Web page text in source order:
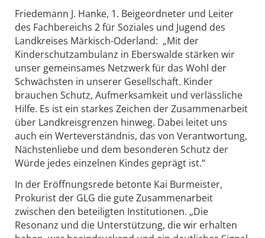
Friedemann J. Hanke, 1. Beigeordneter und Leiter
des Fachbereichs 2 für Soziales und Jugend des
Landkreises Märkisch-Oderland: „Mit der
Kinderschutzambulanz in Eberswalde stärken wir
unser gemeinsames Netzwerk für das Wohl der
Schwächsten in unserer Gesellschaft. Kinder
brauchen Schutz, Aufmerksamkeit und verlässliche
Hilfe. Es ist ein starkes Zeichen der Zusammenarbeit
über Landkreisgrenzen hinweg. Dabei leitet uns
auch ein Werteverständnis, das von Verantwortung,
Nächstenliebe und dem besonderen Schutz der
Würde jedes einzelnen Kindes geprägt ist.“
In der Eröffnungsrede betonte Kai Burmeister,
Prokurist der GLG die gute Zusammenarbeit
zwischen den beteiligten Institutionen. „Die
Resonanz und die Unterstützung, die wir erhalten